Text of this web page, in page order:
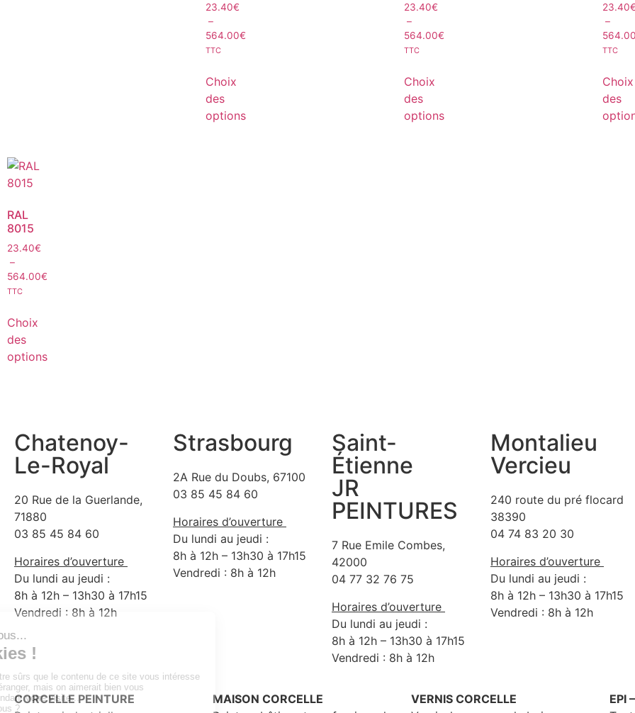
23.40€
–
564.00€
TTC
Choix
des
options
23.40€
–
564.00€
TTC
Choix
des
options
23.40
–
TTC
Choix
des
RAL
8015
23.40€
–
564.00€
TTC
Choix
des
options
Chatenoy-
Le-Royal
20 Rue de la Guerlande,
71880
03 85 45 84 60
Horaires d’ouverture
Du lundi au jeudi :
8h à 12h – 13h30 à 17h15
Vendredi : 8h à 12h
Strasbourg
2A Rue du Doubs, 67100
03 85 45 84 60
Horaires d’ouverture
Du lundi au jeudi :
8h à 12h – 13h30 à 17h15
Vendredi : 8h à 12h
Saint-
Étienne
JR
PEINTURES
7 Rue Emile Combes,
42000
04 77 32 76 75
Horaires d’ouverture
Du lundi au jeudi :
8h à 12h – 13h30 à 17h15
Vendredi : 8h à 12h
Montalieu
Vercieu
240 route du pré flocard
38390
04 74 83 20 30
Horaires d’ouverture
Du lundi au jeudi :
8h à 12h – 13h30 à 17h15
Vendredi : 8h à 12h
CORCELLE PEINTURE
MAISON CORCELLE
VERNIS CORCELLE
EPI